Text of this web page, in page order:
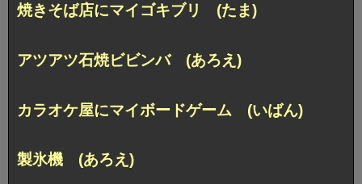
焼きそば店にマイゴキブリ (たま)
アツアツ石焼ビビンバ (あろえ)
カラオケ屋にマイボードゲーム (いばん)
製氷機 (あろえ)